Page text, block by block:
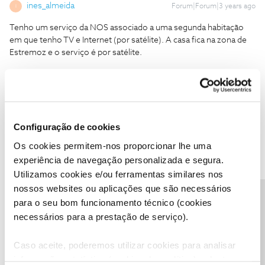
Configuração de cookies
Os cookies permitem-nos proporcionar lhe uma
experiência de navegação personalizada e segura.
Utilizamos cookies e/ou ferramentas similares nos
nossos websites ou aplicações que são necessários
para o seu bom funcionamento técnico (cookies
necessários para a prestação de serviço).
Caso aceite, poderemos utilizar cookies para analisar
ines_almeida Forum|Forum|3 years ago
Tenho um serviço da NOS associado a uma segunda habitação
em que tenho TV e Internet (por satélite). A casa fica na zona de
Estremoz e o serviço é por satélite.
Tenho estado a trabalhar remotamente e preciso muito de
estava a conseguir ter internet.
Após mais de 1h30 a passar de assistente em assistente, área em
área, foi-me informado que havia, de facto, um
“congestionamento” na antena e que confirmavam que o serviço
que estavam a prestar não estava com qualidade nenhuma.
Perguntei quando esperavam poder rever essa questão da
“antena” e a resposta foi (e isto não é para rir): “até 2030